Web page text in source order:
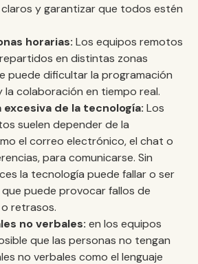
y garantizar que todos estén
horarias: Los equipos remotos
en distintas zonas
puede dificultar la programación
la colaboración en tiempo real.
de la tecnología: Los
suelen depender de la
el correo electrónico, el chat o
para comunicarse. Sin
la tecnología puede fallar o ser
puede provocar fallos de
retrasos.
no verbales: en los equipos
que las personas no tengan
no verbales como el lenguaje